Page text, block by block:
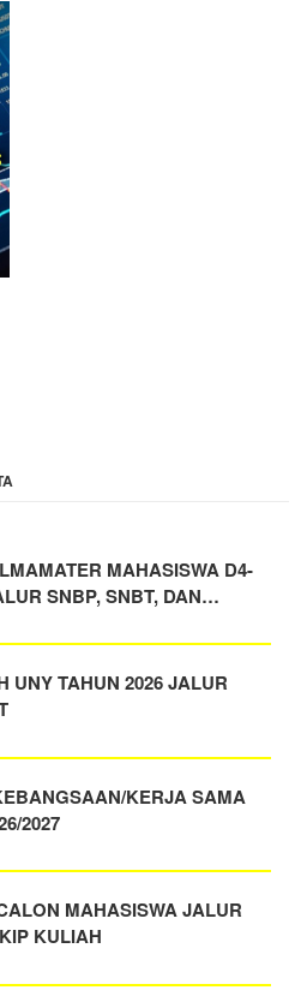
MAHASISWA D4-
SNBP, SNBT, DAN…
UNY TAHUN 2026 JALUR
KERJA SAMA
2027
MAHASISWA JALUR
KULIAH